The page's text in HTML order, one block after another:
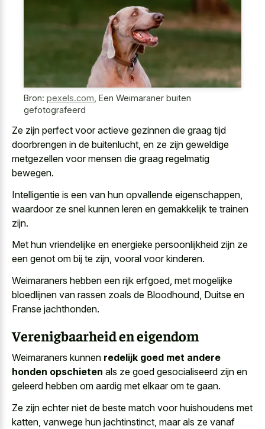
Bron: pexels.com Een Weimaraner buiten
gefotografeerd
Ze zijn perfect vooractieve gezinnen die graag tijd
doorbrengen in de buitenlucht, en ze zijn geweldige
metgezellen voor mensen die graag regelmatig
bewegen.
Intelligentie is een van hun opvallende eigenschappen,
waardoor ze snel kunnen leren en gemakkelijk te trainen
zijn.
Met hun vriendelijke en energieke persoonlijkheid zijn ze
een genot om bij te zijn, vooral voor kinderen.
Weimaraners hebben een rijk erfgoed, met mogelijke
bloedlijnen van rassen zoals de Bloodhound, Duitse en
Franse jachthonden.
Verenigbaarheid en eigendom
Weimaraners kunnen redelijk goed met andere
honden opschieten als ze goed gesocialiseerd zijn en
geleerd hebben om aardig met elkaar om te gaan.
Ze zijn echter niet de beste match voor huishoudens met
katten, vanwege hun jachtinstinct, maar als ze vanaf